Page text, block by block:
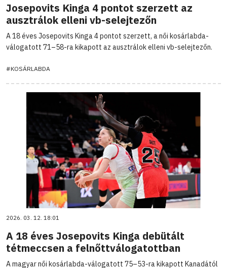
Josepovits Kinga 4 pontot szerzett az
ausztrálok elleni vb-selejtezőn
A 18 éves Josepovits Kinga 4 pontot szerzett, a női kosárlabda-
válogatott 71–58-ra kikapott az ausztrálok elleni vb-selejtezőn.
#KOSÁRLABDA
2026. 03. 12. 18:01
A 18 éves Josepovits Kinga debütált
tétmeccsen a felnőttválogatottban
A magyar női kosárlabda-válogatott 75–53-ra kikapott Kanadától